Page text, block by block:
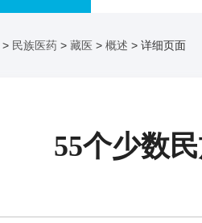
> 民族医药 > 藏医 > 概述 > 详细页面
55个少数